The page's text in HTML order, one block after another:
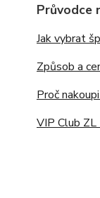
Průvodce
Jak vybrat
Způsob a
Proč
VIP Club